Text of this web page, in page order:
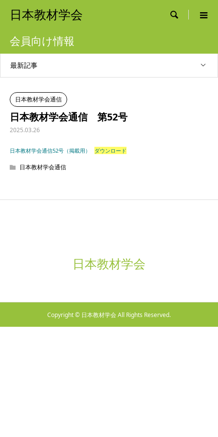
日本教材学会 
会員向け情報
最新記事
日本教材学会通信
日本教材学会通信 第52号
2025.03.26
日本教材学会通信52号（掲載用） ダウンロード
日本教材学会通信
日本教材学会
Copyright © 日本教材学会 All Rights Reserved.